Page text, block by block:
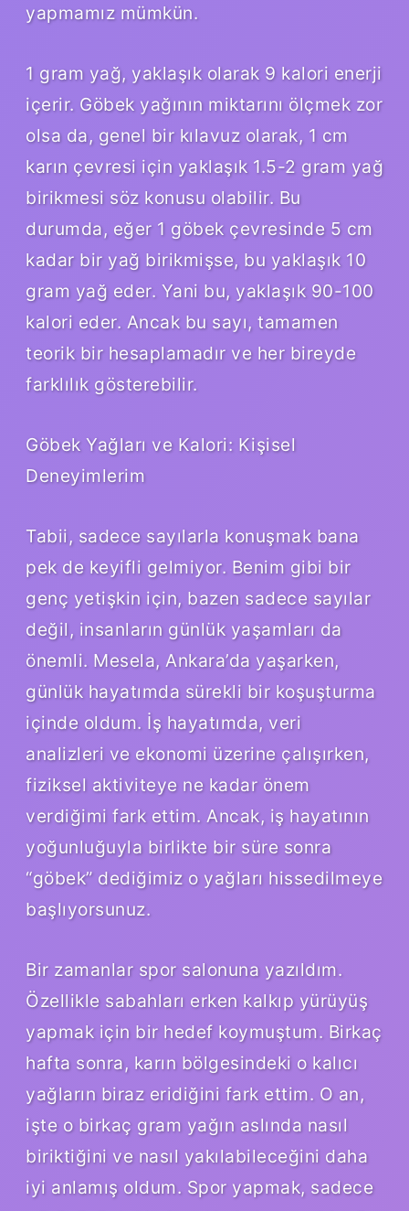
yapmamız mümkün.
1 gram yağ, yaklaşık olarak 9 kalori enerji
içerir. Göbek yağının miktarını ölçmek zor
olsa da, genel bir kılavuz olarak, 1 cm
karın çevresi için yaklaşık 1.5-2 gram yağ
birikmesi söz konusu olabilir. Bu
durumda, eğer 1 göbek çevresinde 5 cm
kadar bir yağ birikmişse, bu yaklaşık 10
gram yağ eder. Yani bu, yaklaşık 90-100
kalori eder. Ancak bu sayı, tamamen
teorik bir hesaplamadır ve her bireyde
farklılık gösterebilir.
Göbek Yağları ve Kalori: Kişisel
Deneyimlerim
Tabii, sadece sayılarla konuşmak bana
pek de keyifli gelmiyor. Benim gibi bir
genç yetişkin için, bazen sadece sayılar
değil, insanların günlük yaşamları da
önemli. Mesela, Ankara’da yaşarken,
günlük hayatımda sürekli bir koşuşturma
içinde oldum. İş hayatımda, veri
analizleri ve ekonomi üzerine çalışırken,
fiziksel aktiviteye ne kadar önem
verdiğimi fark ettim. Ancak, iş hayatının
yoğunluğuyla birlikte bir süre sonra
“göbek” dediğimiz o yağları hissedilmeye
başlıyorsunuz.
Bir zamanlar spor salonuna yazıldım.
Özellikle sabahları erken kalkıp yürüyüş
yapmak için bir hedef koymuştum. Birkaç
hafta sonra, karın bölgesindeki o kalıcı
yağların biraz eridiğini fark ettim. O an,
işte o birkaç gram yağın aslında nasıl
biriktiğini ve nasıl yakılabileceğini daha
iyi anlamış oldum. Spor yapmak, sadece